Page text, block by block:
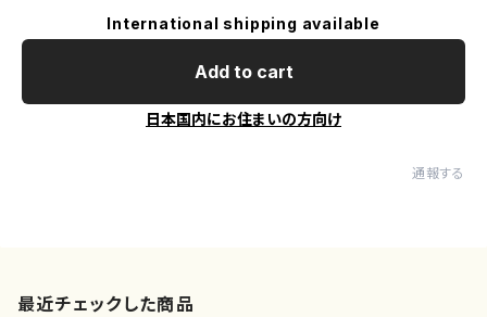
International shipping available
Add to cart
日本国内にお住まいの方向け
通報する
最近チェックした商品